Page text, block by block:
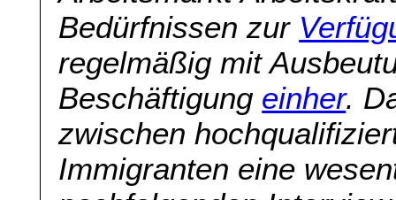
Bedürfnissen zur
regelmäßig mit
Beschäftigung einher.
zwischen
Immigranten eine